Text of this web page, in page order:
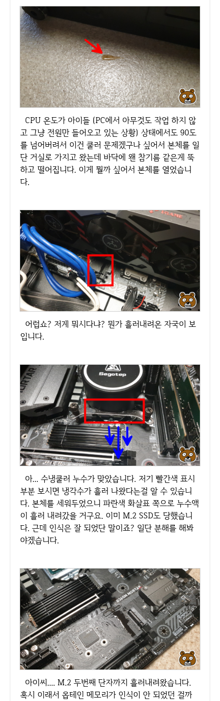
CPU 온도가 아이들 (PC에서 아무것도 작업 하지 않
고 그냥 전원만 들어오고 있는 상황) 상태에서도 90도
를 넘어버려서 이건 쿨러 문제겠구나 싶어서 본체를 일
단 거실로 가지고 왔는데 바닥에 왠 참기름 같은게 뚝
하고 떨어집니다. 이게 뭘까 싶어서 본체를 열었습니
다.
어럽쇼? 저게 뭐시다냐? 뭔가 흘러내려온 자국이 보
입니다.
아... 수냉쿨러 누수가 맞았습니다. 저기 빨간색 표시
부분 보시면 냉각수가 흘러 나왔다는걸 알 수 있습니
다. 본체를 세워두었으니 파란색 화살표 쪽으로 누수액
이 흘러 내려갔을 거구요. 이미 M.2 SSD도 당했습니
다. 근데 인식은 잘 되었단 말이죠? 일단 분해를 해봐
야겠습니다.
아이씨.... M.2 두번째 단자까지 흘러내려왔습니다.
혹시 이래서 옵테인 메모리가 인식이 안 되었던 걸까